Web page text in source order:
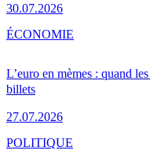
30.07.2026
L’euro en mèmes : quand
billets
27.07.2026
ÉCONOMIE
POLITIQUE